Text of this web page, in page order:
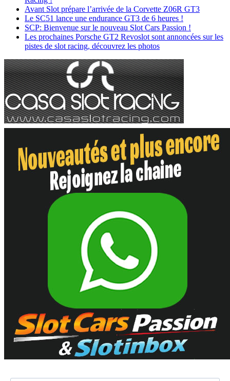
Avant Slot prépare l’arrivée de la Corvette Z06R GT3
Le SC51 lance une endurance GT3 de 6 heures !
SCP: Bienvenue sur le nouveau Slot Cars Passion !
Les prochaines Porsche GT2 Revoslot sont annoncées sur les
pistes de slot racing, découvrez les photos